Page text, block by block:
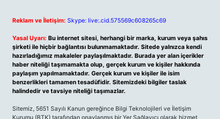
Reklam ve İletişim: Skype: live:.cid.575569c608265c69
Yasal Uyarı: Bu internet sitesi, herhangi bir marka, kurum veya şahıs
şirketi ile hiçbir bağlantısı bulunmamaktadır. Sitede yalnızca kendi
hazırladığımız makaleler paylaşılmaktadır. Burada yer alan içerikler
haber niteliği taşımamakta olup, gerçek kurum ve kişiler hakkında
paylaşım yapılmamaktadır. Gerçek kurum ve kişiler ile isim
benzerlikleri tamamen tesadüfidir. Sitemizdeki bilgiler taslak
halindedir ve tavsiye niteliği taşımazlar.
Sitemiz, 5651 Sayılı Kanun gereğince Bilgi Teknolojileri ve İletişim
Kurumu (BTK) tarafından onaylanmış bir Yer Sağlayıcı olarak hizmet